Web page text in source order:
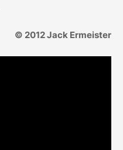
© 2012 Jack Ermeister